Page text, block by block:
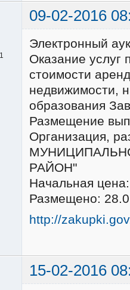
09-02-2016
Электронный
Оказание услуг
стоимости
недвижимости,
образования
Размещение
Организация,
РАЙОН"
Начальная
Размещено:
http://
15-02-2016